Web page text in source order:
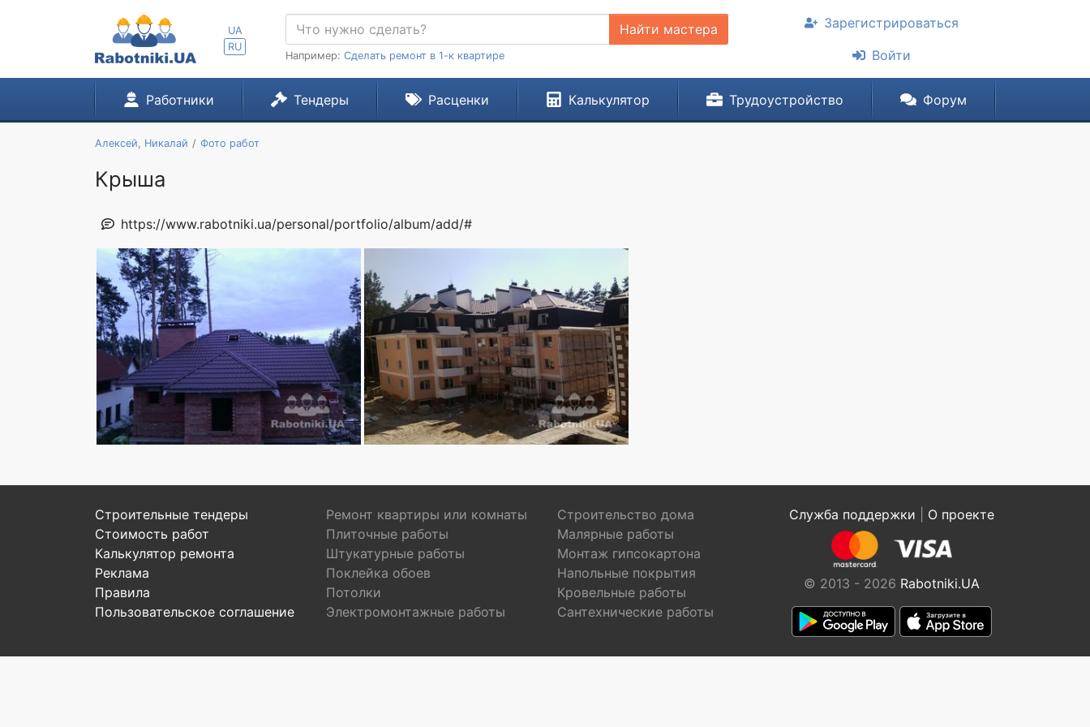
UA
RU
Найти мастера
Например: Сделать ремонт в 1-к квартире
Зарегистрироваться
Войти
Работники Тендеры Расценки Калькулятор Трудоустройство Форум
Алексей, Никалай Фото работ
Крыша
https://www.rabotniki.ua/personal/portfolio/album/add/#
Строительные тендеры
Стоимость работ
Калькулятор ремонта
Реклама
Правила
Пользовательское соглашение
Ремонт квартиры или комнаты
Строительство дома
Плиточные работы
Малярные работы
Штукатурные работы
Монтаж гипсокартона
Поклейка обоев
Напольные покрытия
Потолки
Кровельные работы
Электромонтажные работы
Сантехнические работы
Служба поддержки О проекте
© 2013 - 2026 Rabotniki.UA